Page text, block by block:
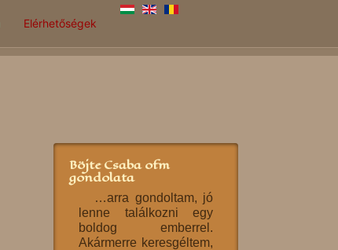
Elérhetőségek
Böjte Csaba ofm
gondolata
…arra gondoltam, jó
lenne találkozni egy
boldog emberrel.
Akármerre keresgéltem,